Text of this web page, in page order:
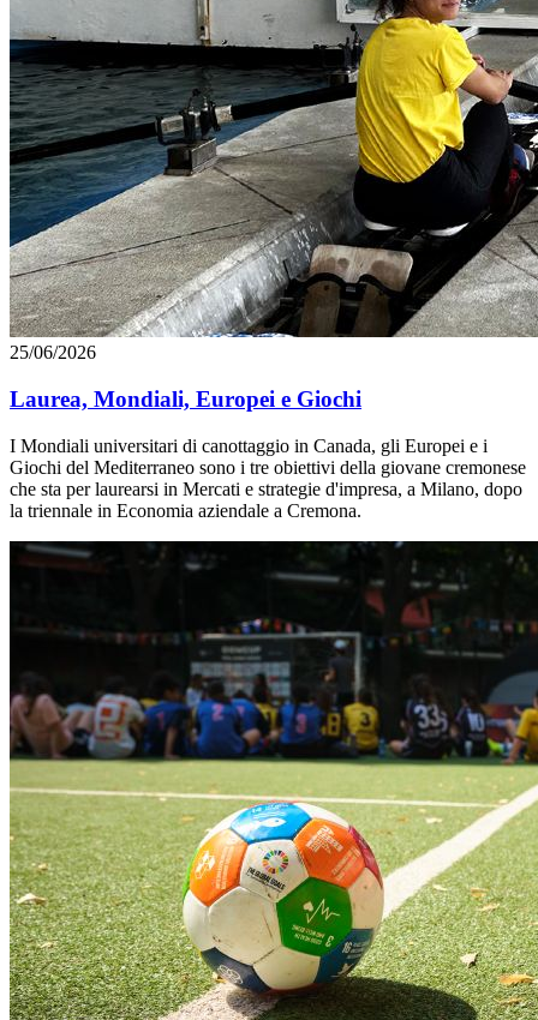
25/06/2026
Laurea, Mondiali, Europei e Giochi
I Mondiali universitari di canottaggio in Canada, gli Europei e i
Giochi del Mediterraneo sono i tre obiettivi della giovane cremonese
che sta per laurearsi in Mercati e strategie d'impresa, a Milano, dopo
la triennale in Economia aziendale a Cremona.